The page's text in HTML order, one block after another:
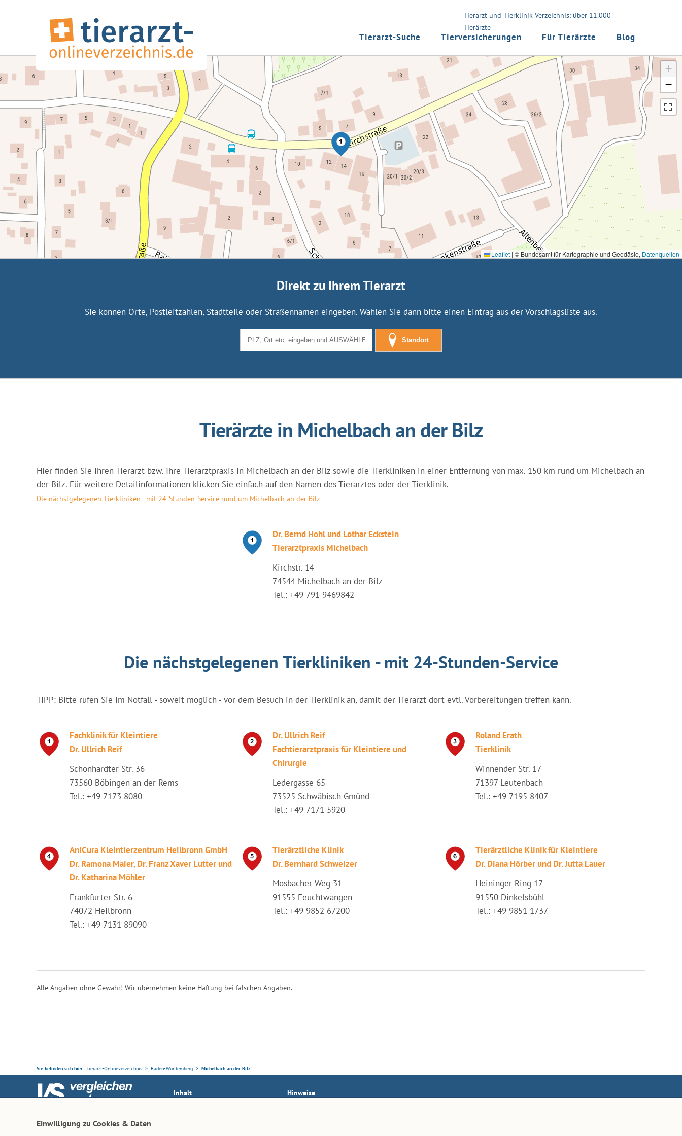
Tierarzt und Tierklinik Verzeichnis: über 11.000
Tierärzte
Tierarzt-Suche Tierversicherungen Für Tierärzte Blog
+
−
Leaflet | © Bundesamt für Kartographie und Geodäsie, Datenquellen
Direkt zu Ihrem Tierarzt
Sie können Orte, Postleitzahlen, Stadtteile oder Straßennamen eingeben. Wählen Sie dann bitte einen Eintrag aus der Vorschlagsliste aus.
Standort
Tierärzte in Michelbach an der Bilz
Hier finden Sie Ihren Tierarzt bzw. Ihre Tierarztpraxis in Michelbach an der Bilz sowie die Tierkliniken in einer Entfernung von max. 150 km rund um Michelbach an
der Bilz. Für weitere Detailinformationen klicken Sie einfach auf den Namen des Tierarztes oder der Tierklinik.
Die nächstgelegenen Tierkliniken - mit 24-Stunden-Service rund um Michelbach an der Bilz
Dr. Bernd Hohl und Lothar Eckstein
Tierarztpraxis Michelbach
Kirchstr. 14
74544 Michelbach an der Bilz
Tel.: +49 791 9469842
Die nächstgelegenen Tierkliniken - mit 24-Stunden-Service
TIPP: Bitte rufen Sie im Notfall - soweit möglich - vor dem Besuch in der Tierklinik an, damit der Tierarzt dort evtl. Vorbereitungen treffen kann.
Fachklinik für Kleintiere
Dr. Ullrich Reif
Schönhardter Str. 36
73560 Böbingen an der Rems
Tel.: +49 7173 8080
Dr. Ullrich Reif
Fachtierarztpraxis für Kleintiere und
Chirurgie
Ledergasse 65
73525 Schwäbisch Gmünd
Tel.: +49 7171 5920
Roland Erath
Tierklinik
Winnender Str. 17
71397 Leutenbach
Tel.: +49 7195 8407
AniCura Kleintierzentrum Heilbronn GmbH
Dr. Ramona Maier, Dr. Franz Xaver Lutter und
Dr. Katharina Möhler
Frankfurter Str. 6
74072 Heilbronn
Tel.: +49 7131 89090
Tierärztliche Klinik
Dr. Bernhard Schweizer
Mosbacher Weg 31
91555 Feuchtwangen
Tel.: +49 9852 67200
Tierärztliche Klinik für Kleintiere
Dr. Diana Hörber und Dr. Jutta Lauer
Heininger Ring 17
91550 Dinkelsbühl
Tel.: +49 9851 1737
Alle Angaben ohne Gewähr! Wir übernehmen keine Haftung bei falschen Angaben.
Sie befinden sich hier: Tierarzt-Onlineverzeichnis Baden-Württemberg Michelbach an der Bilz
Inhalt
Hinweise
Einwilligung zu Cookies & Daten